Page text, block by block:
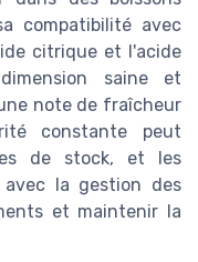
compatibilité avec
citrique et l'acide
saine et
note de fraîcheur
constante peut
de stock, et les
la gestion des
et maintenir la